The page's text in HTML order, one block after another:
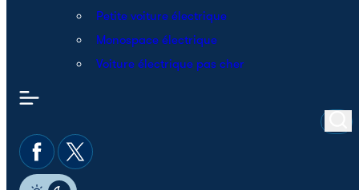
Petite voiture électrique
Monospace électrique
Voiture électrique pas cher